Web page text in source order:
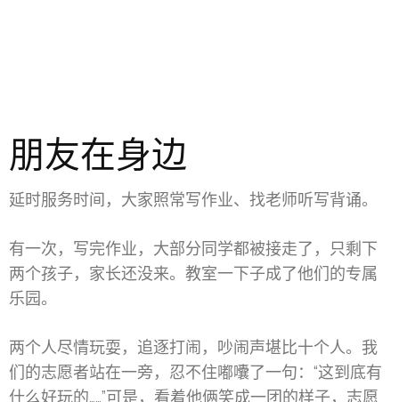
朋友在身边
延时服务时间，大家照常写作业、找老师听写背诵。
有一次，写完作业，大部分同学都被接走了，只剩下
两个孩子，家长还没来。教室一下子成了他们的专属
乐园。
两个人尽情玩耍，追逐打闹，吵闹声堪比十个人。我
们的志愿者站在一旁，忍不住嘟囔了一句：“这到底有
什么好玩的……”可是，看着他俩笑成一团的样子，志愿